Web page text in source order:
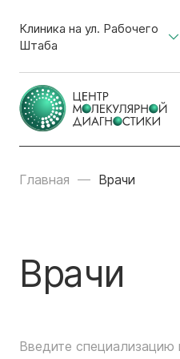
Клиника на ул. Рабочего
Штаба
Главная Врачи
Врачи
Введите